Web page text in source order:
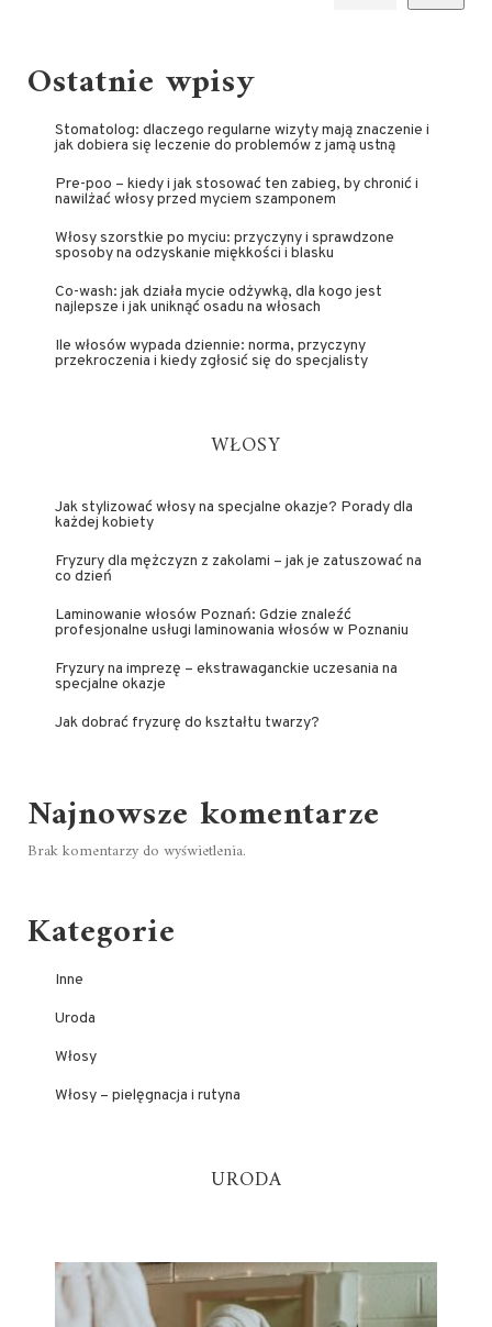
Ostatnie wpisy
Stomatolog: dlaczego regularne wizyty mają znaczenie i
jak dobiera się leczenie do problemów z jamą ustną
Pre-poo – kiedy i jak stosować ten zabieg, by chronić i
nawilżać włosy przed myciem szamponem
Włosy szorstkie po myciu: przyczyny i sprawdzone
sposoby na odzyskanie miękkości i blasku
Co-wash: jak działa mycie odżywką, dla kogo jest
najlepsze i jak uniknąć osadu na włosach
Ile włosów wypada dziennie: norma, przyczyny
przekroczenia i kiedy zgłosić się do specjalisty
WŁOSY
Jak stylizować włosy na specjalne okazje? Porady dla
każdej kobiety
Fryzury dla mężczyzn z zakolami – jak je zatuszować na
co dzień
Laminowanie włosów Poznań: Gdzie znaleźć
profesjonalne usługi laminowania włosów w Poznaniu
Fryzury na imprezę – ekstrawaganckie uczesania na
specjalne okazje
Jak dobrać fryzurę do kształtu twarzy?
Najnowsze komentarze
Brak komentarzy do wyświetlenia.
Kategorie
Inne
Uroda
Włosy
Włosy – pielęgnacja i rutyna
URODA